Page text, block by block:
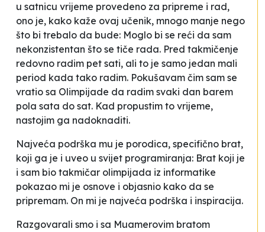
u satnicu vrijeme provedeno za pripreme i rad,
ono je, kako kaže ovaj učenik, mnogo manje nego
što bi trebalo da bude: Moglo bi se reći da sam
nekonzistentan što se tiče rada. Pred takmičenje
redovno radim pet sati, ali to je samo jedan mali
period kada tako radim. Pokušavam čim sam se
vratio sa Olimpijade da radim svaki dan barem
pola sata do sat. Kad propustim to vrijeme,
nastojim ga nadoknaditi.
Najveća podrška mu je porodica, specifično brat,
koji ga je i uveo u svijet programiranja: Brat koji je
i sam bio takmičar olimpijada iz informatike
pokazao mi je osnove i objasnio kako da se
pripremam. On mi je najveća podrška i inspiracija.
Razgovarali smo i sa Muamerovim bratom